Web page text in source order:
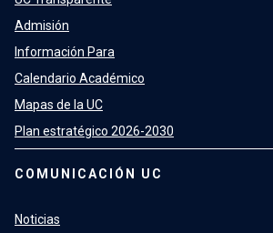
Admisión
Información Para
Calendario Académico
Mapas de la UC
Plan estratégico 2026-2030
COMUNICACIÓN UC
Noticias